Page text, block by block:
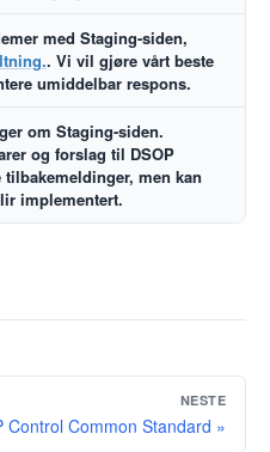
med Staging-siden,
. Vi vil gjøre vårt beste
umiddelbar respons.
om Staging-siden.
og forslag til DSOP
men kan
implementert.
NESTE
Control Common Standard »